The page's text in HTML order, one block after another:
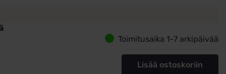
Toimitusaika 1-7 arkipäivää
Lisää ostoskoriin